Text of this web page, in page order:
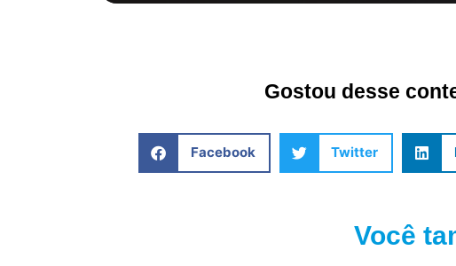
Gostou desse
Facebook Twitter
Você